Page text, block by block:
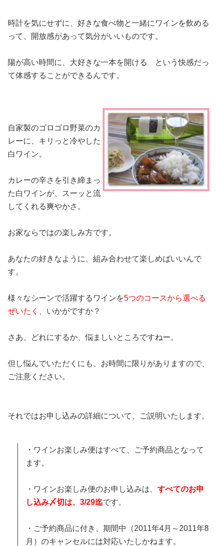
時計を気にせずに、好きな食べ物と一緒にワインを飲める
って、開放感があって気分がいいものです。
陽が高い時間に、大好きな一本を開ける という快感だっ
て体感することができるんです。
自家製のゴロゴロ野菜のカ
レーに、キリっと冷やした
白ワイン。
カレーの辛さを引き締まっ
た白ワインが、スーッと流
してくれる爽やかさ。
お家ならではの楽しみ方です。
あなたの好きなように、組み合わせて楽しめばいいんで
す。
様々なシーンで活躍するワインを5つのコースから選べる
ぜいたく
、いかがですか？
さあ、どれにするか、悩ましいところですねー。
但し悩んでいただくにも、お時間に限りがありますので、
ご注意ください。
それではお申し込みの詳細について、ご説明いたします。
・ワインお楽しみ便はすべて、ご予約商品となって
ます。
・ワインお楽しみ便のお申し込みは、 すべてのお申
し込み〆切は、3/29迄です。
・ご予約商品に付き、期間中（2011年4月～2011年8
月）のキャンセルには対応いたしかねます。